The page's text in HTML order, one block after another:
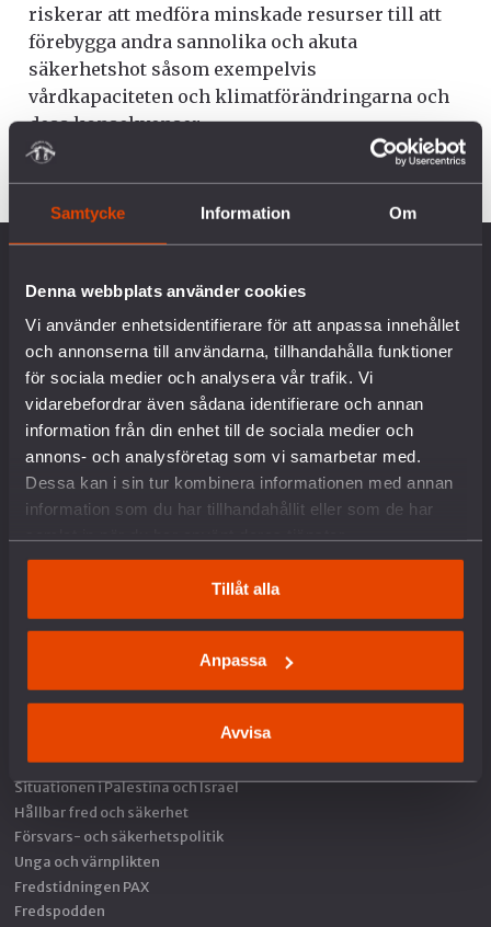
Samtycke Information Om
Denna webbplats använder cookies
Vi använder enhetsidentifierare för att anpassa innehållet
och annonserna till användarna, tillhandahålla funktioner
för sociala medier och analysera vår trafik. Vi
vidarebefordrar även sådana identifierare och annan
information från din enhet till de sociala medier och
annons- och analysföretag som vi samarbetar med.
Dessa kan i sin tur kombinera informationen med annan
information som du har tillhandahållit eller som de har
Tillåt alla
Anpassa
Avvisa
riskerar att medföra minskade resurser till att
förebygga andra sannolika och akuta
säkerhetshot såsom exempelvis
vårdkapaciteten och klimatförändringarna och
dess konsekvenser.
Vår historia
Vision & Uppdrag
Internationella nätverk
Föreningsinformation
English
Kontakt
Pressrum
Om kakor
Nedrustning
Rysslands krig i Ukraina
Situationen i Palestina och Israel
Hållbar fred och säkerhet
Försvars- och säkerhetspolitik
Unga och värnplikten
Fredstidningen PAX
Fredspodden